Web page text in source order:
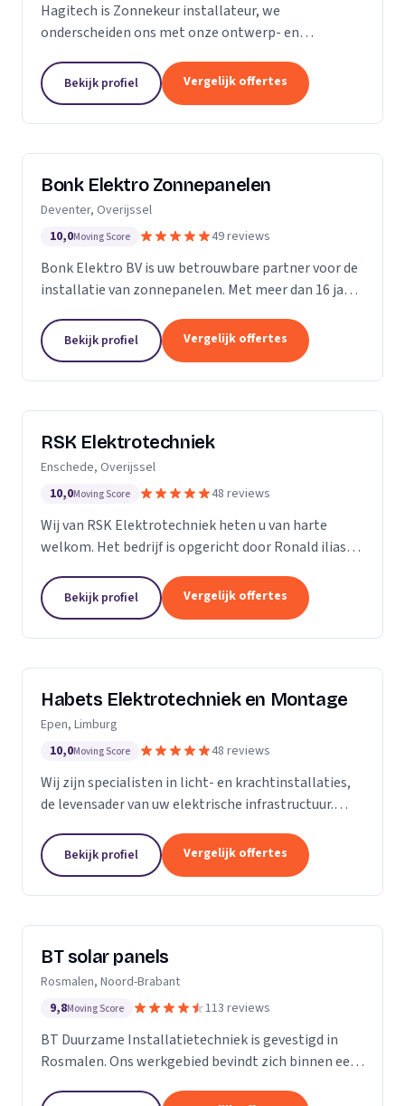
Hagitech is Zonnekeur installateur, we
onderscheiden ons met onze ontwerp- en
degelijke en nette montage, en ruime ervaring met
BIPV (indak) systemen. Wij...
Bekijk profiel Vergelijk offertes
Bonk Elektro Zonnepanelen
Deventer, Overijssel
10,0Moving Score 49 reviews
Bonk Elektro BV is uw betrouwbare partner voor de
installatie van zonnepanelen. Met meer dan 16 jaar
vakmanschap, kennis van zaken en persoonlijk en...
Bekijk profiel Vergelijk offertes
RSK Elektrotechniek
Enschede, Overijssel
10,0Moving Score 48 reviews
Wij van RSK Elektrotechniek heten u van harte
welkom. Het bedrijf is opgericht door Ronald ilias
opgericht op 25 juli 2021. Als gecertificeerde
aannemers...
Bekijk profiel Vergelijk offertes
Habets Elektrotechniek en Montage
Epen, Limburg
10,0Moving Score 48 reviews
Wij zijn specialisten in licht- en krachtinstallaties,
de levensader van uw elektrische infrastructuur.
fabriek of woonhuis, waar we de basis leggen...
Bekijk profiel Vergelijk offertes
BT solar panels
Rosmalen, Noord-Brabant
9,8Moving Score 113 reviews
BT Duurzame Installatietechniek is gevestigd in
Rosmalen. Ons werkgebied bevindt zich binnen een